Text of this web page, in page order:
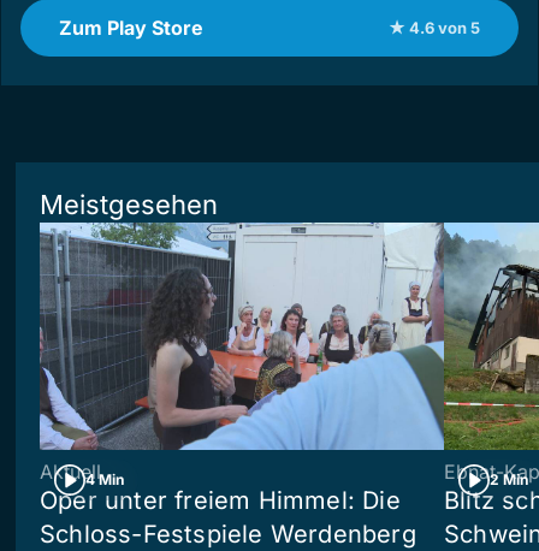
Zum Play Store ★ 4.6 von 5
Meistgesehen
4 Min
Aktuell
Oper unter freiem Himmel: Die
Schloss-Festspiele Werdenberg
2 Min
Ebnat-
Blitz